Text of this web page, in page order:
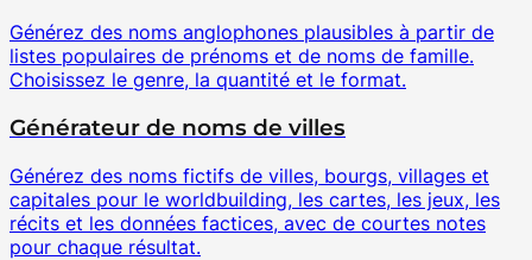
Générez des noms anglophones plausibles à partir de
listes populaires de prénoms et de noms de famille.
Choisissez le genre, la quantité et le format.
Générateur de noms de villes
Générez des noms fictifs de villes, bourgs, villages et
capitales pour le worldbuilding, les cartes, les jeux, les
récits et les données factices, avec de courtes notes
pour chaque résultat.